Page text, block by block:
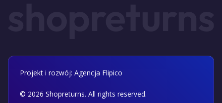
© 2026 Shopreturns. All rights reserved.
Projekt i rozwój: Agencja Flipico